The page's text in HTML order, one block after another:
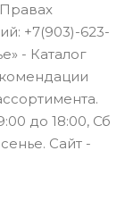
+7(903)-623-
- Каталог
до 18:00, Сб
Сайт -